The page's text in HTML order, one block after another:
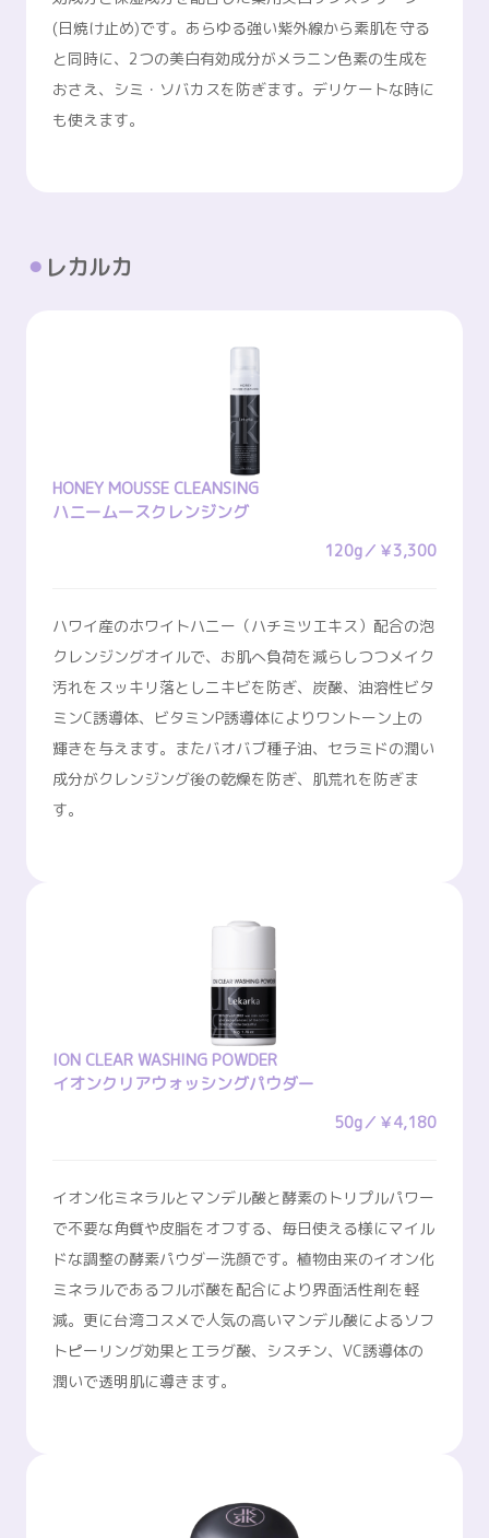
(日焼け止め)です。あらゆる強い紫外線から素肌を守る
と同時に、2つの美白有効成分がメラニン色素の生成を
おさえ、シミ・ソバカスを防ぎます。デリケートな時に
も使えます。
レカルカ
HONEY MOUSSE CLEANSING
ハニームースクレンジング
120g／￥3,300
ハワイ産のホワイトハニー（ハチミツエキス）配合の泡
クレンジングオイルで、お肌へ負荷を減らしつつメイク
汚れをスッキリ落としニキビを防ぎ、炭酸、油溶性ビタ
ミンC誘導体、ビタミンP誘導体によりワントーン上の
輝きを与えます。またバオバブ種子油、セラミドの潤い
成分がクレンジング後の乾燥を防ぎ、肌荒れを防ぎま
す。
ION CLEAR WASHING POWDER
イオンクリアウォッシングパウダー
50g／￥4,180
イオン化ミネラルとマンデル酸と酵素のトリプルパワー
で不要な角質や皮脂をオフする、毎日使える様にマイル
ドな調整の酵素パウダー洗顔です。植物由来のイオン化
ミネラルであるフルボ酸を配合により界面活性剤を軽
減。更に台湾コスメで人気の高いマンデル酸によるソフ
トピーリング効果とエラグ酸、シスチン、VC誘導体の
潤いで透明肌に導きます。